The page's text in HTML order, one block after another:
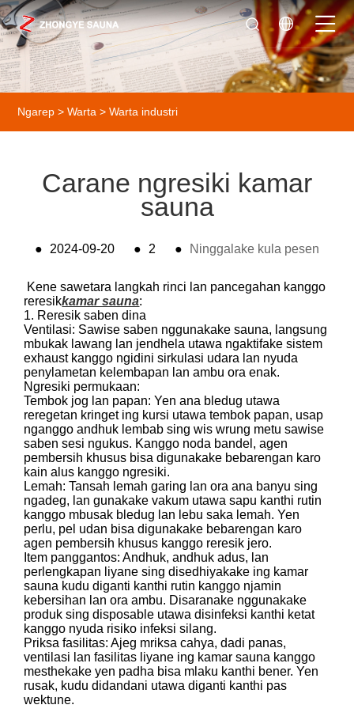
Ngarep > Warta >Warta industri
Carane ngresiki kamar
sauna
● 2024-09-20 ● 2 ● Ninggalake kula pesen
Kene sawetara langkah rinci lan pancegahan kanggo
reresikkamar sauna:
1. Reresik saben dina
Ventilasi: Sawise saben nggunakake sauna, langsung
mbukak lawang lan jendhela utawa ngaktifake sistem
exhaust kanggo ngidini sirkulasi udara lan nyuda
penylametan kelembapan lan ambu ora enak.
Ngresiki permukaan:
Tembok jog lan papan: Yen ana bledug utawa
reregetan kringet ing kursi utawa tembok papan, usap
nganggo andhuk lembab sing wis wrung metu sawise
saben sesi ngukus. Kanggo noda bandel, agen
pembersih khusus bisa digunakake bebarengan karo
kain alus kanggo ngresiki.
Lemah: Tansah lemah garing lan ora ana banyu sing
ngadeg, lan gunakake vakum utawa sapu kanthi rutin
kanggo mbusak bledug lan lebu saka lemah. Yen
perlu, pel udan bisa digunakake bebarengan karo
agen pembersih khusus kanggo reresik jero.
Item panggantos: Andhuk, andhuk adus, lan
perlengkapan liyane sing disedhiyakake ing kamar
sauna kudu diganti kanthi rutin kanggo njamin
kebersihan lan ora ambu. Disaranake nggunakake
produk sing disposable utawa disinfeksi kanthi ketat
kanggo nyuda risiko infeksi silang.
Priksa fasilitas: Ajeg mriksa cahya, dadi panas,
ventilasi lan fasilitas liyane ing kamar sauna kanggo
mesthekake yen padha bisa mlaku kanthi bener. Yen
rusak, kudu didandani utawa diganti kanthi pas
wektune.